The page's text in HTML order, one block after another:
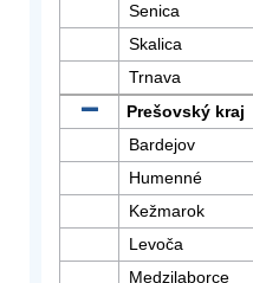
Senica
Skalica
Trnava
Prešovský kraj
Bardejov
Humenné
Kežmarok
Levoča
Medzilaborce